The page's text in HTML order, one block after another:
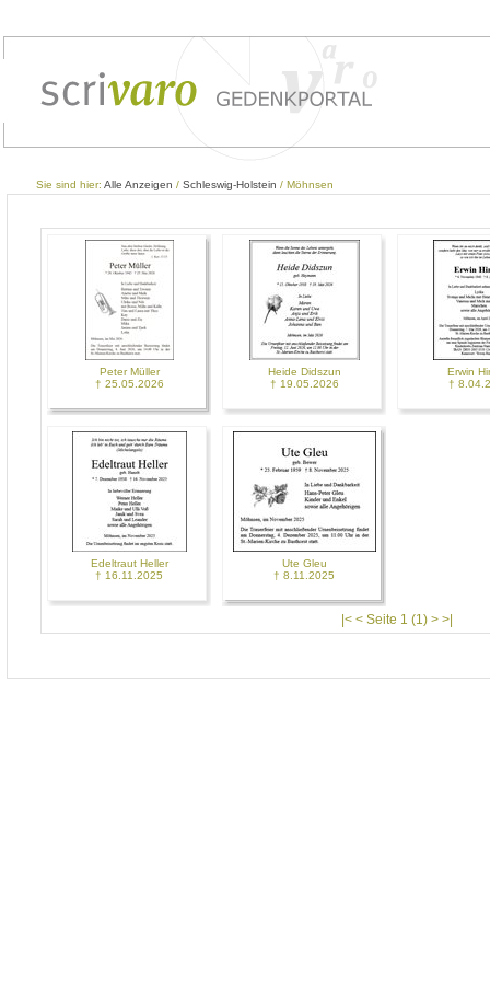
Sie sind hier: Alle Anzeigen / Schleswig-Holstein / Möhnsen
Peter Müller
† 25.05.2026
Heide Didszun
† 19.05.2026
Erwin
†
Edeltraut Heller
† 16.11.2025
Ute Gleu
† 8.11.2025
|< < Seite 1 (1) > >|